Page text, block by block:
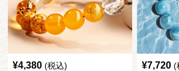
¥4,380 (税込) ¥7,720 (